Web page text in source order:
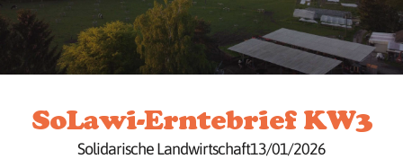
SoLawi-Erntebrief KW3
Solidarische Landwirtschaft13/01/2026